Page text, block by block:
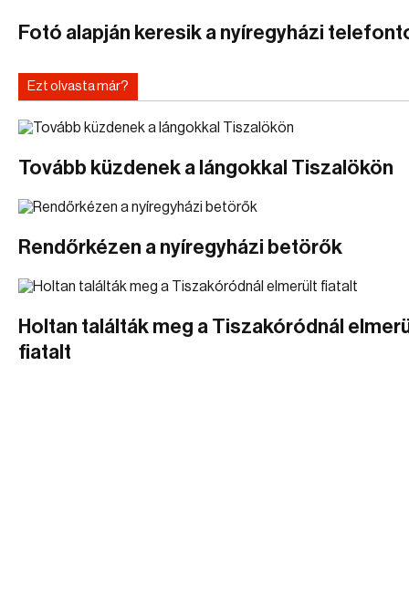
Fotó alapján keresik a nyíregyházi
Ezt olvasta már?
Tovább küzdenek a lángokkal Tiszalökön
Rendőrkézen a nyíregyházi betörők
Holtan találták meg a Tiszakóródnál
fiatalt